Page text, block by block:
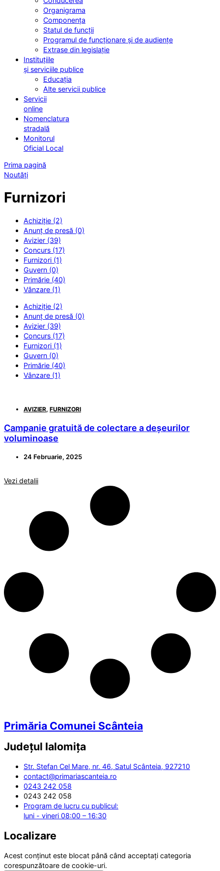
Organigrama
Componența
Statul de funcții
Programul de funcționare și de audiențe
Extrase din legislație
Instituțiile
și serviciile publice
Educația
Alte servicii publice
Servicii
online
Nomenclatura
stradală
Monitorul
Oficial Local
Prima pagină
Noutăți
Furnizori
Achiziție (2)
Anunț de presă (0)
Avizier (39)
Concurs (17)
Furnizori (1)
Guvern (0)
Primărie (40)
Vânzare (1)
Achiziție (2)
Anunț de presă (0)
Avizier (39)
Concurs (17)
Furnizori (1)
Guvern (0)
Primărie (40)
Vânzare (1)
AVIZIER, FURNIZORI
Campanie gratuită de colectare a deșeurilor
voluminoase
24 Februarie, 2025
Vezi detalii
Primăria Comunei Scânteia
Județul Ialomița
Str. Stefan Cel Mare, nr. 46, Satul Scânteia, 927210
contact@primariascanteia.ro
0243 242 058
0243 242 058
Program de lucru cu publicul:
luni - vineri 08:00 – 16:30
Localizare
Acest conținut este blocat până când acceptați categoria
corespunzătoare de cookie-uri.